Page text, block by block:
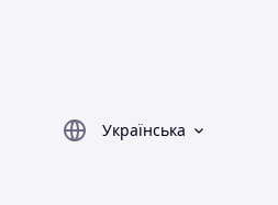
Українська